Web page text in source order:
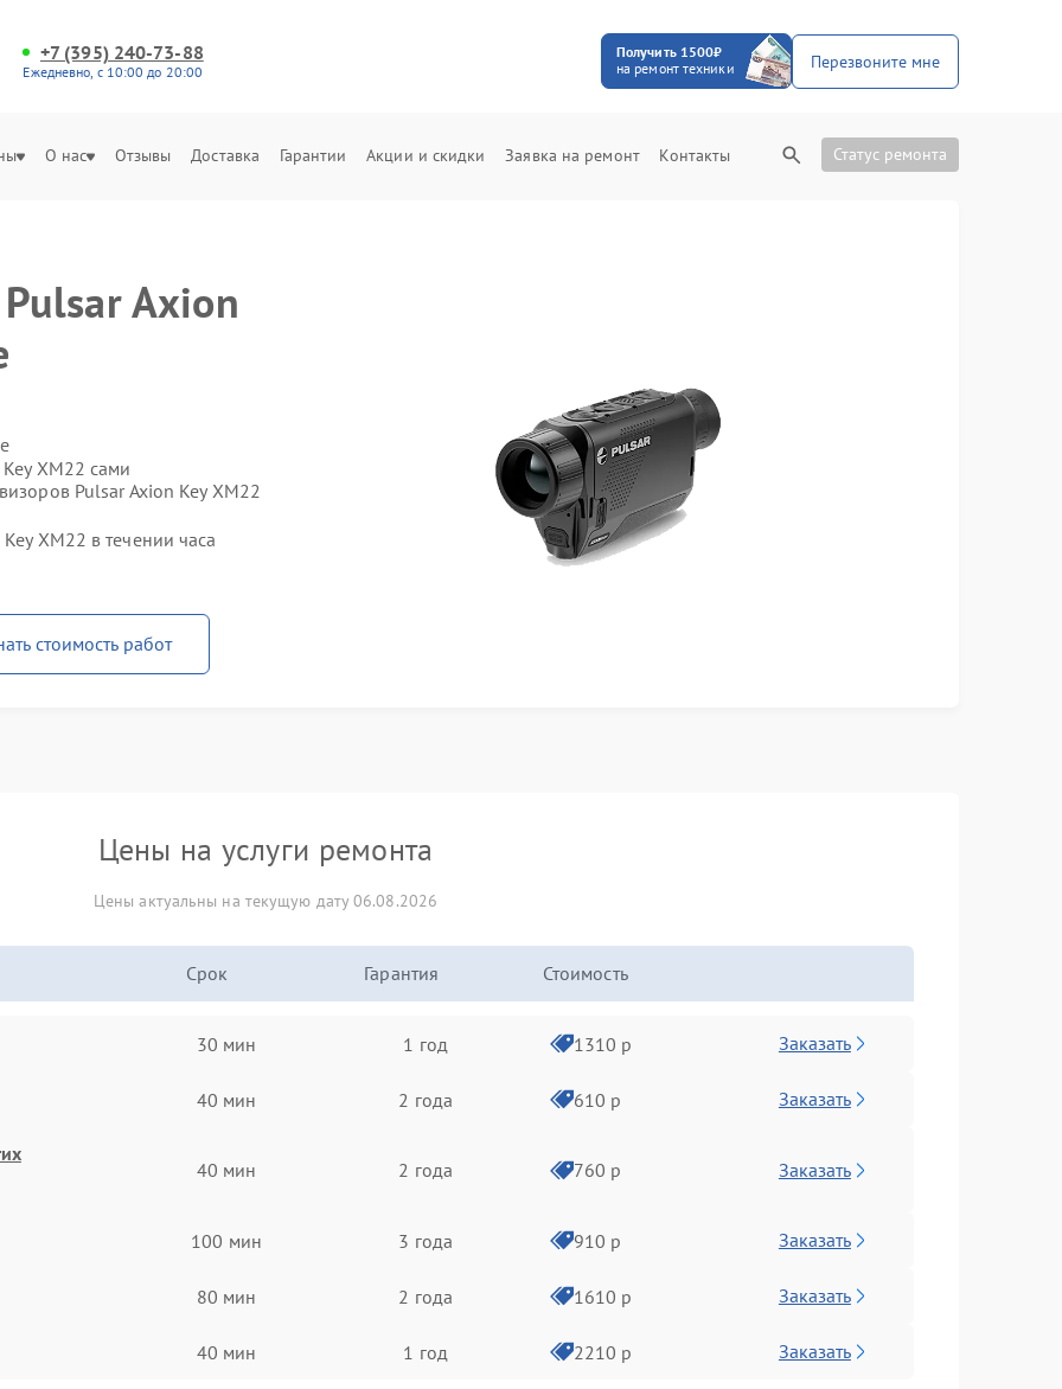
+7 (395) 240-73-88
Ежедневно, с 10:00 до 20:00
Получить 1500₽
на ремонт техники
Перезвоните мне
О нас Отзывы Доставка Гарантии Акции и скидки Заявка на ремонт Контакты Статус ремонта
Axion
XM22 сами
Pulsar Axion Key XM22
XM22 в течении часа
стоимость работ
Цены на услуги ремонта
Цены актуальны на текущую дату 06.08.2026
Срок Гарантия Стоимость
30 мин 1 год 1310 р Заказать
40 мин 2 года 610 р Заказать
40 мин 2 года 760 р Заказать
100 мин 3 года 910 р Заказать
80 мин 2 года 1610 р Заказать
40 мин 1 год 2210 р Заказать